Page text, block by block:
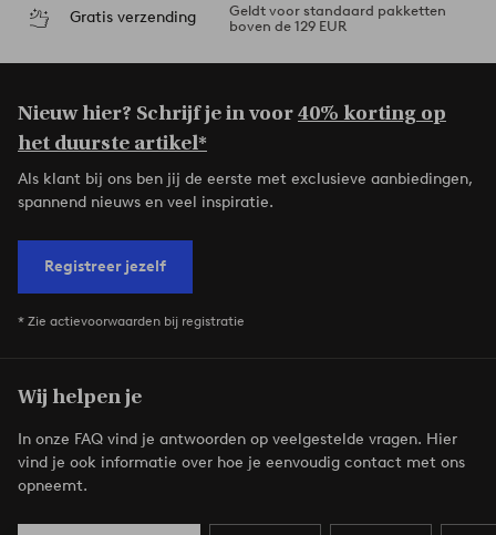
Gratis verzending
Geldt voor standaard pakketten
boven de 129 EUR
Nieuw hier? Schrijf je in voor40% korting op
het duurste artikel*
Als klant bij ons ben jij de eerste met exclusieve aanbiedingen,
spannend nieuws en veel inspiratie.
Registreer jezelf
* Zie actievoorwaarden bij registratie
Wij helpen je
In onze FAQ vind je antwoorden op veelgestelde vragen. Hier
vind je ook informatie over hoe je eenvoudig contact met ons
opneemt.